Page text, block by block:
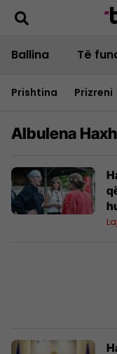
Ballina Të
Prishtina Prizreni
Albulena